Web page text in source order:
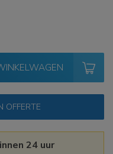
OFFERTE
24 uur